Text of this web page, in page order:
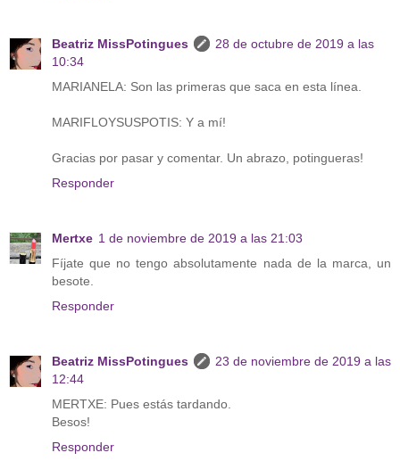
Beatriz MissPotingues
28 de octubre de 2019 a las
10:34
MARIANELA: Son las primeras que saca en esta línea.
MARIFLOYSUSPOTIS: Y a mí!
Gracias por pasar y comentar. Un abrazo, potingueras!
Responder
Mertxe 1 de noviembre de 2019 a las 21:03
Fíjate que no tengo absolutamente nada de la marca, un
besote.
Responder
Beatriz MissPotingues
23 de noviembre de 2019 a las
12:44
MERTXE: Pues estás tardando.
Besos!
Responder